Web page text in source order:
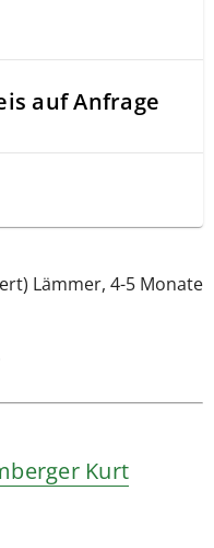
auf Anfrage
Lämmer, 4-5 Monate
Kurt